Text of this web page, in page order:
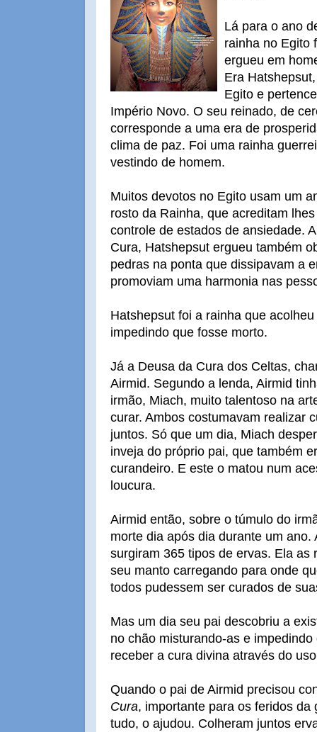
Lá para o ano
rainha no Egito
ergueu em
Era
Egito e
Império Novo. O seu reinado, de
corresponde a uma era de
clima de paz. Foi uma rainha
vestindo de homem.
Muitos devotos no Egito usam um
rosto da Rainha, que acreditam
controle de estados de ansiedade.
Cura, Hatshepsut ergueu também
pedras na ponta que dissipavam a
promoviam uma harmonia nas
Hatshepsut foi a rainha que
impedindo que fosse morto.
Já a Deusa da Cura dos Celtas,
Airmid. Segundo a lenda, Airmid
irmão, Miach, muito talentoso na
curar. Ambos costumavam realizar
juntos. Só que um dia, Miach
inveja do próprio pai, que também
curandeiro. E este o matou num
loucura.
Airmid então, sobre o túmulo do
morte dia após dia durante um
surgiram 365 tipos de ervas. Ela as
seu manto carregando para onde
todos pudessem ser curados de
Mas um dia seu pai descobriu a
no chão misturando-as e
receber a cura divina através do
Quando o pai de Airmid precisou
Cura, importante para os feridos da
tudo, o ajudou. Colheram juntos